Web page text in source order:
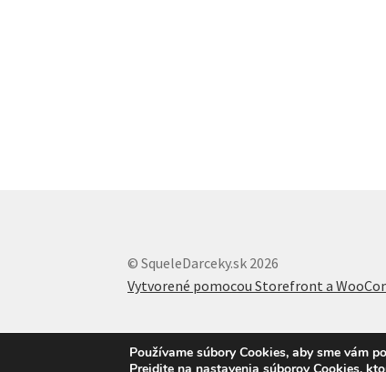
© SqueleDarceky.sk 2026
Vytvorené pomocou Storefront a
Používame súbory Cookies, aby sme vám